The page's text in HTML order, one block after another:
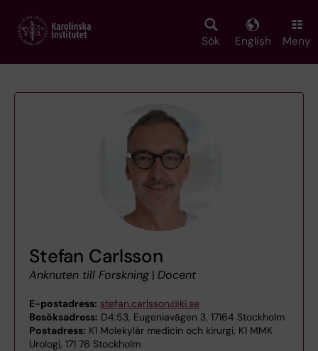
main
Sök English Meny
Stefan Carlsson
Anknuten till Forskning | Docent
E-postadress: stefan.carlsson@ki.se
Besöksadress: D4:53, Eugeniavägen 3, 17164 Stockholm
Postadress: K1 Molekylär medicin och kirurgi, K1 MMK
Urologi, 171 76 Stockholm